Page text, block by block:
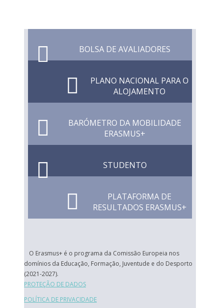
BOLSA DE AVALIADORES
PLANO NACIONAL PARA O
ALOJAMENTO
BARÓMETRO DA MOBILIDADE
ERASMUS+
STUDENTO
PLATAFORMA DE
RESULTADOS ERASMUS+
O Erasmus+ é o programa da Comissão Europeia nos
domínios da Educação, Formação, Juventude e do Desporto
(2021-2027).
PROTEÇÃO DE DADOS
POLÍTICA DE PRIVACIDADE